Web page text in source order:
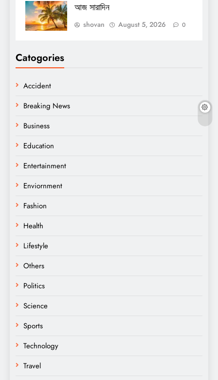
আজ সারাদিন
shovan August 5, 2026 0
Catogories
Accident
Breaking News
Business
Education
Entertainment
Enviornment
Fashion
Health
Lifestyle
Others
Politics
Science
Sports
Technology
Travel